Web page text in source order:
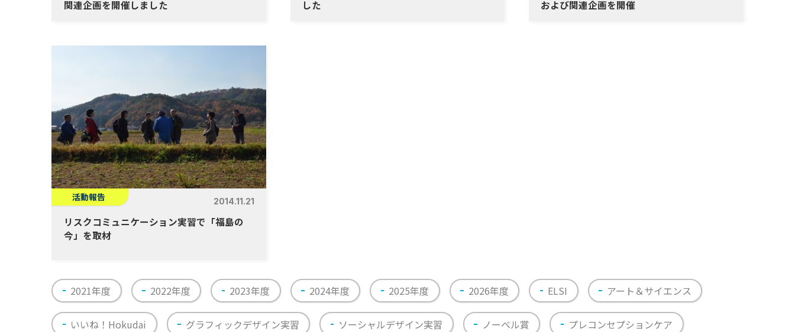
関連企画を開催しました
した
および関連企画を開催
活動報告 2014.11.21
リスクコミュニケーション実習で「福島の
今」を取材
2021年度 2022年度 2023年度 2024年度 2025年度 2026年度 ELSI アート＆サイエンス
いいね！Hokudai グラフィックデザイン実習 ソーシャルデザイン実習 ノーベル賞 プレコンセプションケア